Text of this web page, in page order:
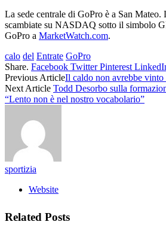
La sede centrale di GoPro è a San Mateo.
scambiate su NASDAQ sotto il simbolo
GoPro a MarketWatch.com.
calo del Entrate GoPro
Share. Facebook Twitter Pinterest
Previous ArticleIl caldo non avrebbe vinto
Next Article Todd Desorbo sulla
“Lento non è nel nostro vocabolario”
sportizia
Website
Related Posts